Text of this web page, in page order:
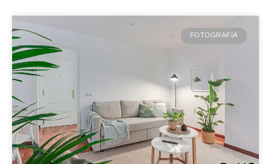
FOTOGRAFÍA